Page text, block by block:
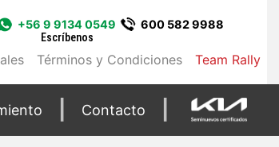
+56 9 9134 0549
Escríbenos
600 582 9988
Términos y Condiciones Team Rally
Contacto